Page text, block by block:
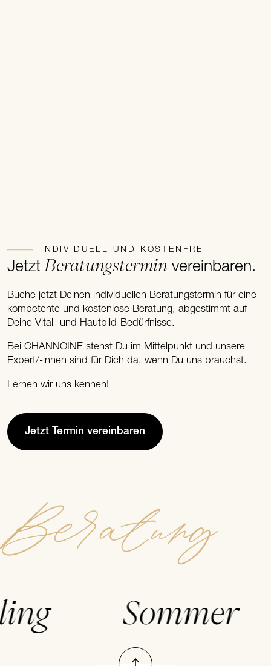
INDIVIDUELL UND KOSTENFREI
JetztBeratungstermin vereinbaren.
Buche jetzt Deinen individuellen Beratungstermin für eine
kompetente und kostenlose Beratung, abgestimmt auf
Deine Vital- und Hautbild-Bedürfnisse.
Bei CHANNOINE stehst Du im Mittelpunkt und unsere
Expert/-innen sind für Dich da, wenn Du uns brauchst.
Lernen wir uns kennen!
Jetzt Termin vereinbaren
Beratung
Sommer
Nach oben